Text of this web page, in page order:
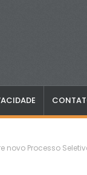
novo Processo